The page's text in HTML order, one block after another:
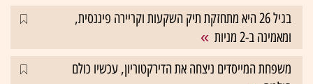
בגיל 26 היא מתחזקת תיק השקעות וקריירה פיננסית,
ומאמינה ב-2 מניות
משפחת המייסדים ניצחה את הדירקטוריון, עכשיו כולם